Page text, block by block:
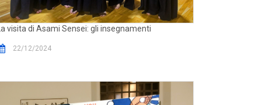
La visita di Asami Sensei: gli insegnamenti
22/12/2024